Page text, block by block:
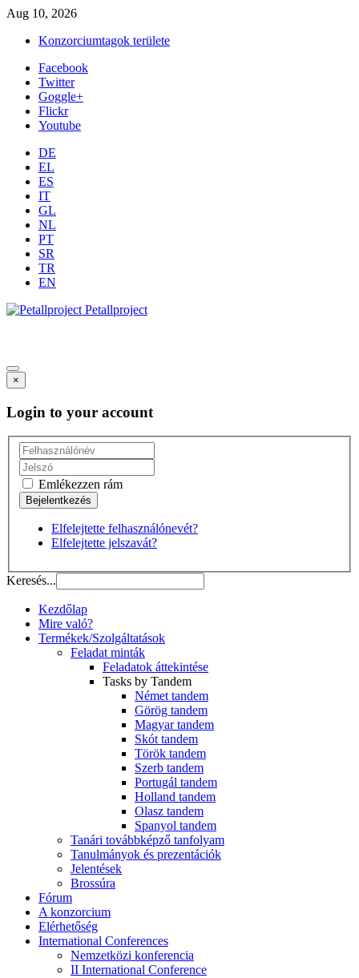
Aug 10, 2026
Konzorciumtagok területe
Facebook
Twitter
Goggle+
Flickr
Youtube
DE
EL
ES
IT
GL
NL
PT
SR
TR
EN
Petallproject
×
Login to your account
Emlékezzen rám
Elfelejtette felhasználónevét?
Elfelejtette jelszavát?
Keresés...
Kezdőlap
Mire való?
Termékek/Szolgáltatások
Feladat minták
Feladatok áttekintése
Tasks by Tandem
Német tandem
Görög tandem
Magyar tandem
Skót tandem
Török tandem
Szerb tandem
Portugál tandem
Holland tandem
Olasz tandem
Spanyol tandem
Tanári továbbképző tanfolyam
Tanulmányok és prezentációk
Jelentések
Brossúra
Fórum
A konzorcium
Elérhetőség
International Conferences
Nemzetközi konferencia
II International Conference